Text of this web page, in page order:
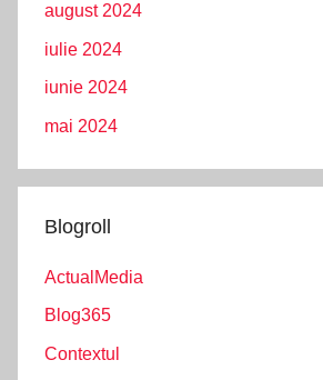
august 2024
iulie 2024
iunie 2024
mai 2024
Blogroll
ActualMedia
Blog365
Contextul